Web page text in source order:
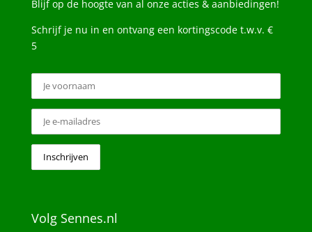
Blijf op de hoogte van al onze acties & aanbiedingen!
Schrijf je nu in en ontvang een kortingscode t.w.v. €
5
Volg Sennes.nl